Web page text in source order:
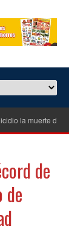
muerte de un
de
de